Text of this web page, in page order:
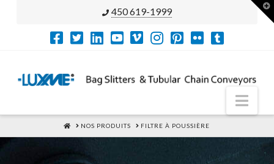
450 619-1999
HOME
NOS PRODUITS FILTRE À POUSSIÈRE